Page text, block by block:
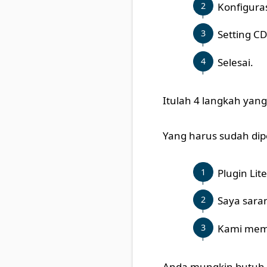
Setting
Selesai.
Itulah 4 langkah
Yang harus sudah
Plugin
Saya
Kami